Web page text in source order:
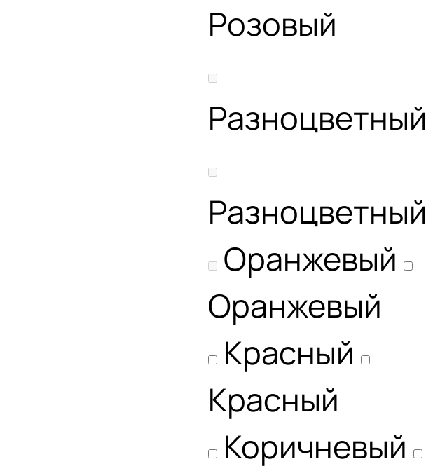
Розовый
Разноцветный
Разноцветный
Оранжевый
Оранжевый
Красный
Красный
Коричневый